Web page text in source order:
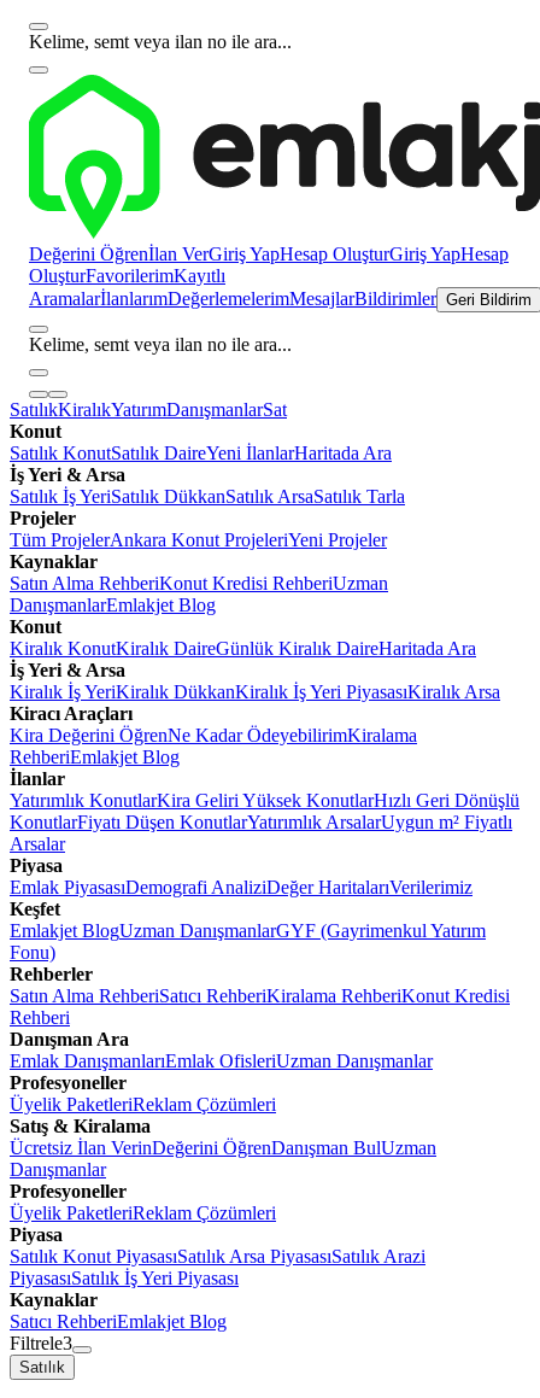
Kelime, semt veya ilan no ile ara...
Değerini Öğrenİlan VerGiriş YapHesap OluşturGiriş YapHesap
OluşturFavorilerimKayıtlı
AramalarİlanlarımDeğerlemelerimMesajlarBildirimler Geri Bildirim
Kelime, semt veya ilan no ile ara...
SatılıkKiralıkYatırımDanışmanlarSat
Konut
Satılık KonutSatılık DaireYeni İlanlarHaritada Ara
İş Yeri & Arsa
Satılık İş YeriSatılık DükkanSatılık ArsaSatılık Tarla
Projeler
Tüm ProjelerAnkara Konut ProjeleriYeni Projeler
Kaynaklar
Satın Alma RehberiKonut Kredisi RehberiUzman
DanışmanlarEmlakjet Blog
Konut
Kiralık KonutKiralık DaireGünlük Kiralık DaireHaritada Ara
İş Yeri & Arsa
Kiralık İş YeriKiralık DükkanKiralık İş Yeri PiyasasıKiralık Arsa
Kiracı Araçları
Kira Değerini ÖğrenNe Kadar ÖdeyebilirimKiralama
RehberiEmlakjet Blog
İlanlar
Yatırımlık KonutlarKira Geliri Yüksek KonutlarHızlı Geri Dönüşlü
KonutlarFiyatı Düşen KonutlarYatırımlık ArsalarUygun m² Fiyatlı
Arsalar
Piyasa
Emlak PiyasasıDemografi AnaliziDeğer HaritalarıVerilerimiz
Keşfet
Emlakjet BlogUzman DanışmanlarGYF (Gayrimenkul Yatırım
Fonu)
Rehberler
Satın Alma RehberiSatıcı RehberiKiralama RehberiKonut Kredisi
Rehberi
Danışman Ara
Emlak DanışmanlarıEmlak OfisleriUzman Danışmanlar
Profesyoneller
Üyelik PaketleriReklam Çözümleri
Satış & Kiralama
Ücretsiz İlan VerinDeğerini ÖğrenDanışman BulUzman
Danışmanlar
Profesyoneller
Üyelik PaketleriReklam Çözümleri
Piyasa
Satılık Konut PiyasasıSatılık Arsa PiyasasıSatılık Arazi
PiyasasıSatılık İş Yeri Piyasası
Kaynaklar
Satıcı RehberiEmlakjet Blog
Filtrele3
Satılık